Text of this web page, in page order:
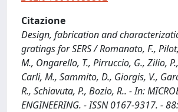
Citazione
Design, fabrication and
gratings for SERS / Romanato, F.,
M., Ongarello, T., Pirruccio, G., Zilio,
Carli, M., Sammito, D., Giorgis, V.,
R., Schiavuta, P., Bozio, R.. - In:
ENGINEERING. - ISSN 0167-9317. -